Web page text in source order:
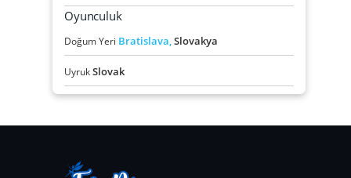
Oyunculuk
Doğum Yeri Bratislava,Slovakya
UyrukSlovak